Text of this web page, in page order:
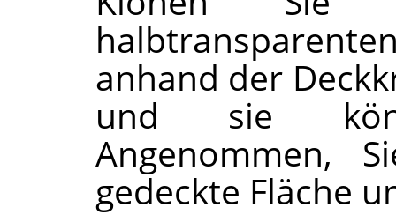
anhand der
und sie
Angenommen,
gedeckte Fläche